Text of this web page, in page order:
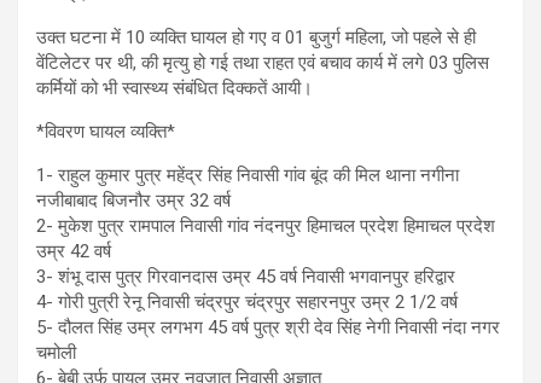
उक्त घटना में 10 व्यक्ति घायल हो गए व 01 बुजुर्ग महिला, जो पहले से ही
वेंटिलेटर पर थी, की मृत्यु हो गई तथा राहत एवं बचाव कार्य में लगे 03 पुलिस
कर्मियों को भी स्वास्थ्य संबंधित दिक्कतें आयी।
*विवरण घायल व्यक्ति*
1- राहुल कुमार पुत्र महेंद्र सिंह निवासी गांव बूंद की मिल थाना नगीना
नजीबाबाद बिजनौर उम्र 32 वर्ष
2- मुकेश पुत्र रामपाल निवासी गांव नंदनपुर हिमाचल प्रदेश हिमाचल प्रदेश
उम्र 42 वर्ष
3- शंभू दास पुत्र गिरवानदास उम्र 45 वर्ष निवासी भगवानपुर हरिद्वार
4- गोरी पुत्री रेनू निवासी चंद्रपुर चंद्रपुर सहारनपुर उम्र 2 1/2 वर्ष
5- दौलत सिंह उम्र लगभग 45 वर्ष पुत्र श्री देव सिंह नेगी निवासी नंदा नगर
चमोली
6- बेबी उर्फ पायल उम्र नवजात निवासी अज्ञात